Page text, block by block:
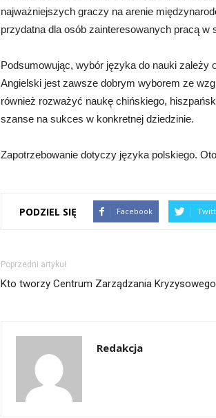
najważniejszych graczy na arenie
przydatna dla osób zainteresowanych pracą
Podsumowując, wybór języka do nauki zależy
Angielski jest zawsze dobrym wyborem ze
również rozważyć naukę chińskiego,
szanse na sukces w konkretnej dziedzinie.
Zapotrzebowanie dotyczy języka polskiego.
PODZIEL SIĘ Facebook
Poprzedni artykuł
Kto tworzy Centrum Zarządzania
Redakcja